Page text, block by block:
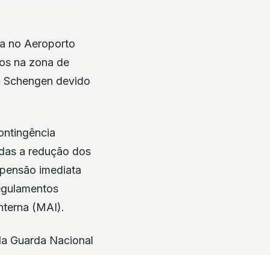
no Aeroporto
na zona de
devido
a redução dos
imediata
(MAI).
Guarda Nacional